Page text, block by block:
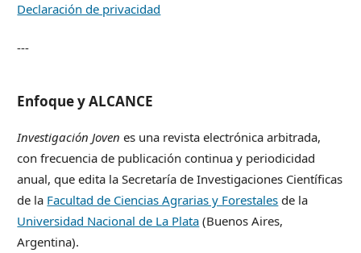
Declaración de privacidad
---
Enfoque y ALCANCE
Investigación Joven es una revista electrónica arbitrada,
con frecuencia de publicación continua y periodicidad
anual, que edita la Secretaría de Investigaciones Científicas
de la Facultad de Ciencias Agrarias y Forestales de la
Universidad Nacional de La Plata (Buenos Aires,
Argentina).